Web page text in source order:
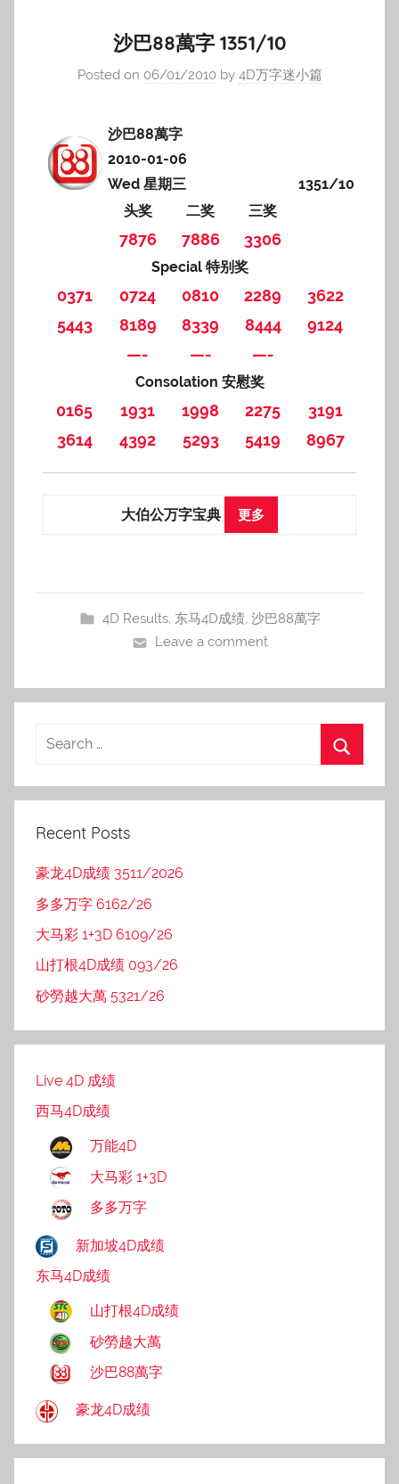
沙巴88萬字 1351/10
Posted on 06/01/2010by 4D万字迷小篇
沙巴88萬字
2010-01-06
Wed 星期三
1351/10
头奖
二奖 三奖
7876 7886 3306
Special 特别奖
0371 0724 0810 2289
3622
5443
8189 8339 8444
9124
—-
—- —-
Consolation 安慰奖
0165 1931 1998 2275
3191
3614
4392 5293 5419 8967
大伯公万字宝典 更多
4D Results, 东马4D成绩,沙巴88萬字
Leave a comment
Recent Posts
豪龙4D成绩 3511/2026
多多万字 6162/26
大马彩 1+3D 6109/26
山打根4D成绩 093/26
砂勞越大萬 5321/26
Live 4D 成绩
西马4D成绩
万能4D
大马彩 1+3D
多多万字
新加坡4D成绩
东马4D成绩
山打根4D成绩
砂勞越大萬
沙巴88萬字
豪龙4D成绩